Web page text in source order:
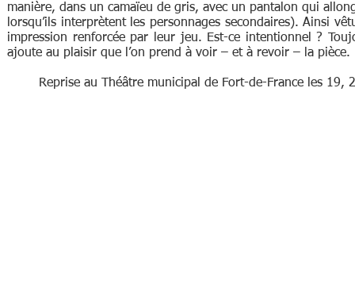
manière, dans un camaïeu de gris, avec un pantalon qui
lorsqu’ils interprètent les personnages secondaires). Ainsi
impression renforcée par leur jeu. Est-ce intentionnel ?
ajoute au plaisir que l’on prend à voir – et à revoir – la pièce.
Reprise au Théâtre municipal de Fort-de-France les 19,